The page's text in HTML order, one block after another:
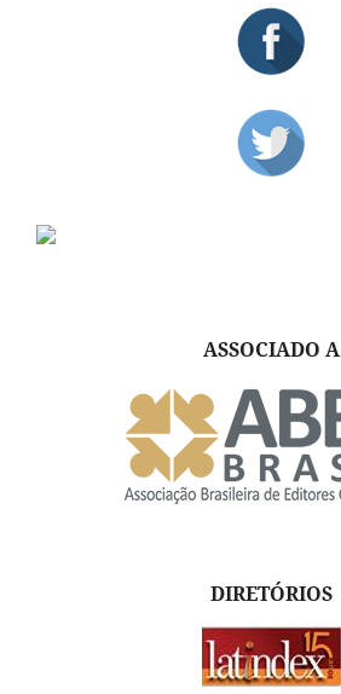
ASSOCIADO A
DIRETÓRIOS